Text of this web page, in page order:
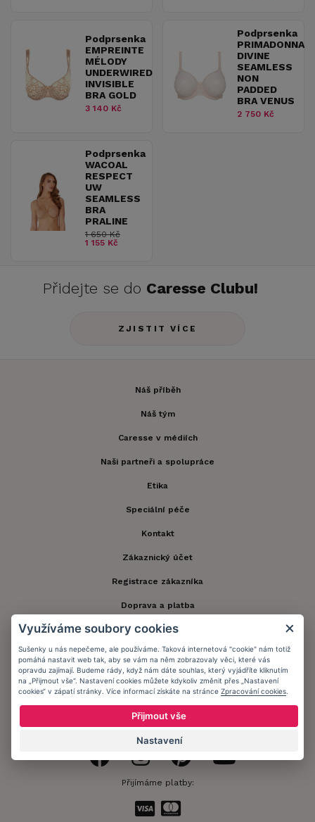
Podprsenka
EMPREINTE
MÉLODY
UNDERWIRED
INVISIBLE
BRA GOLD
3 140 Kč
Podprsenka
PRIMADONNA
DIVINE
SEAMLESS
NON
PADDED
BRA VENUS
2 750 Kč
Podprsenka
WACOAL
RESPECT
UW
SEAMLESS
BRA
PRALINE
1 650 Kč
1 155 Kč
Přidejte se do Caresse Clubu!
ZJISTIT VÍCE
Náš příběh
Náš tým
Caresse v médiích
Naši partneři a spolupráce
Etika
Speciální péče
Kontakt
Zákaznický účet
Registrace zákazníka
Doprava a platba
Obchodní podmínky
Ochrana osobních údajů
Informační memorandum
Zůstaňte s námi v kontaktu.
Přijímáme platby:
Využíváme soubory cookies
Sušenky u nás nepečeme, ale používáme. Taková internetová "cookie" nám totiž
pomáhá nastavit web tak, aby se vám na něm zobrazovaly věci, které vás
opravdu zajímají. Budeme rády, když nám dáte souhlas, který vyjádříte kliknutím
na „Přijmout vše“. Nastavení cookies můžete kdykoliv změnit přes „Nastavení
cookies“ v zápatí stránky. Více informací získáte na stránce Zpracování cookies
Přijmout vše
Nastavení